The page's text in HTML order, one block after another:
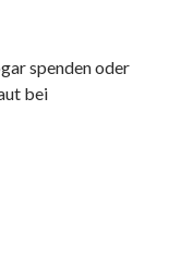
spenden oder
bei